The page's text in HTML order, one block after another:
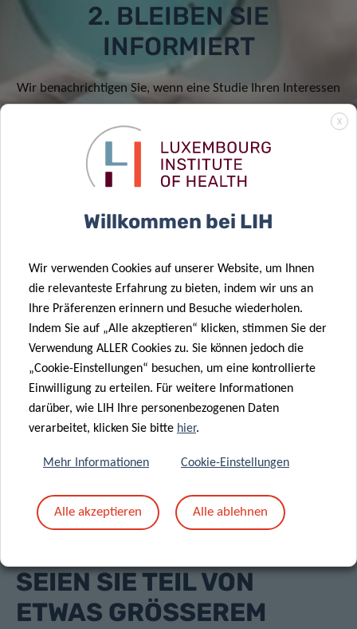
2. BLEIBEN SIE
INFORMIERT
Wir benachrichtigen Sie, wenn eine Studie Ihren Interessen
3. MITMACHEN
Wählen Sie die Studien aus, die Sie am meisten inspirieren,
und tragen Sie zur Forschung in Bereichen wie Krebs,
SEIEN SIE TEIL VON
ETWAS GRÖSSEREM
X
Willkommen bei LIH
Wir verwenden Cookies auf unserer Website, um Ihnen
die relevanteste Erfahrung zu bieten, indem wir uns an
Ihre Präferenzen erinnern und Besuche wiederholen.
Indem Sie auf „Alle akzeptieren“ klicken, stimmen Sie der
Verwendung ALLER Cookies zu. Sie können jedoch die
„Cookie-Einstellungen“ besuchen, um eine kontrollierte
Einwilligung zu erteilen. Für weitere Informationen
darüber, wie LIH Ihre personenbezogenen Daten
verarbeitet, klicken Sie bitte hier.
Mehr Informationen Cookie-Einstellungen
Alle akzeptieren Alle ablehnen